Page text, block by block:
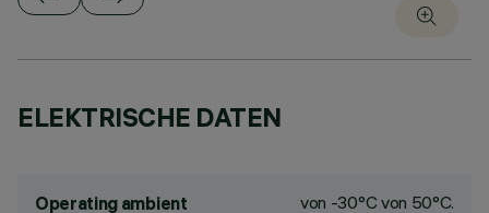
ELEKTRISCHE DATEN
Operating ambient
von -30°C von 50°C.